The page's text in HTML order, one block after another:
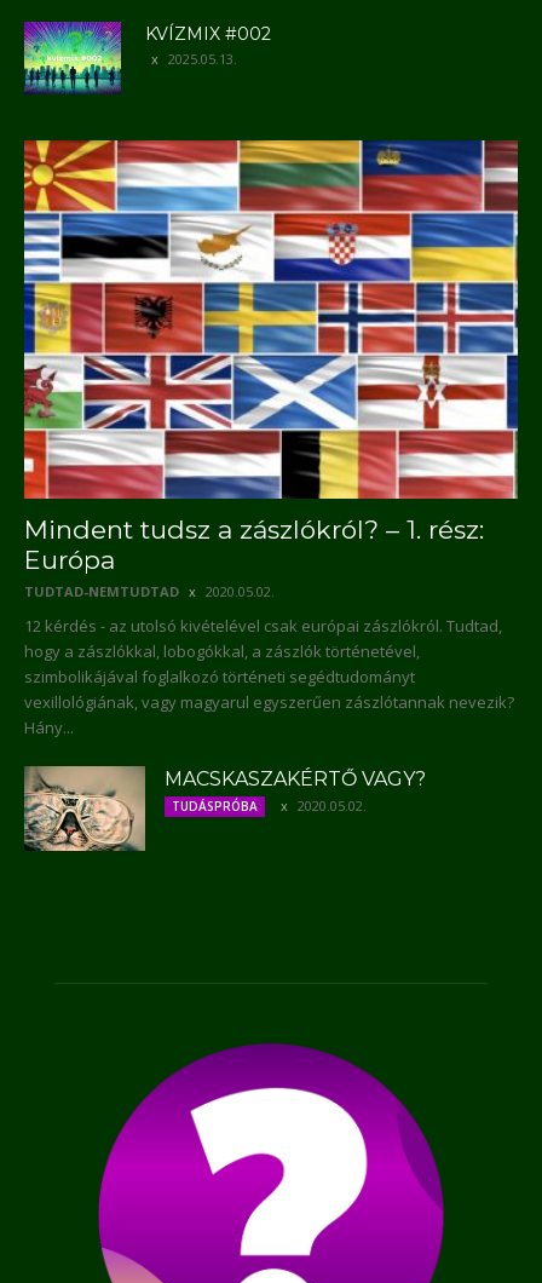
KVÍZMIX #002
2025.05.13.
Mindent tudsz a zászlókról? – 1. rész:
Európa
TUDTAD-NEMTUDTAD 2020.05.02.
12 kérdés - az utolsó kivételével csak európai zászlókról. Tudtad,
hogy a zászlókkal, lobogókkal, a zászlók történetével,
szimbolikájával foglalkozó történeti segédtudományt
vexillológiának, vagy magyarul egyszerűen zászlótannak nevezik?
Hány...
MACSKASZAKÉRTŐ VAGY?
TUDÁSPRÓBA 2020.05.02.